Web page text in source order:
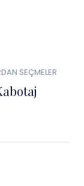
01
TEM
SEÇMELER